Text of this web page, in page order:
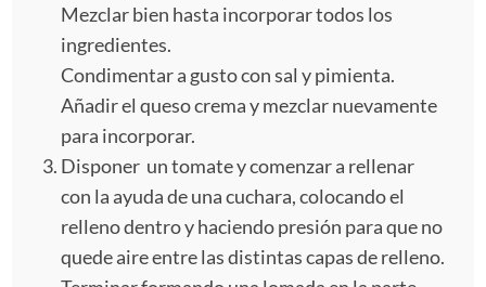
Mezclar bien hasta incorporar todos los
ingredientes.
Condimentar a gusto con sal y pimienta.
Añadir el queso crema y mezclar nuevamente
para incorporar.
Disponer un tomate y comenzar a rellenar
con la ayuda de una cuchara, colocando el
relleno dentro y haciendo presión para que no
quede aire entre las distintas capas de relleno.